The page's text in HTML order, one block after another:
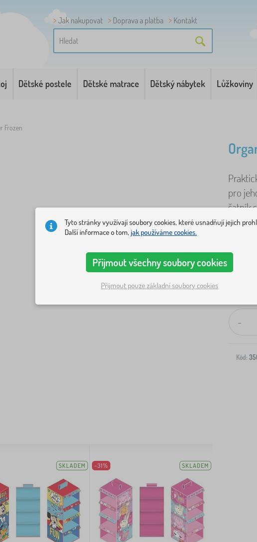
Jak nakupovat Doprava a platba Kontakt
Dětské postele Dětské matrace Dětský nábytek Lůžkoviny
Frozen
pro
šatník
-
Kód:
SKLADEM -31% SKLADEM
Tyto stránky využívají soubory cookies, které usnadňují jejich
Další informace o tom, jak používáme cookies.
Přijmout všechny soubory cookies
Přijmout pouze základní soubory cookies